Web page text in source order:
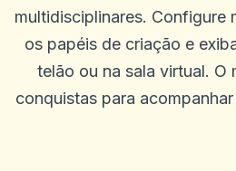
multidisciplinares. Configure
os papéis de criação e
telão ou na sala virtual. O
conquistas para
0 0
Jhun Mark
Ótima empresa, muito fácil e divertida
0 0